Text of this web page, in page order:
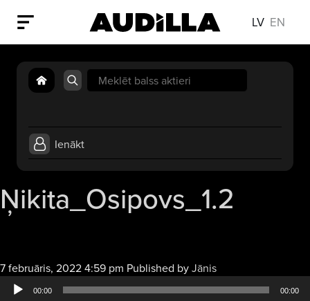
LV EN
Search
for:
Ienākt
Ņikita_Osipovs_1.2
7 februāris, 2022 4:59 pm Published byJānisAudio
atskaņotājs
00:00 00:00